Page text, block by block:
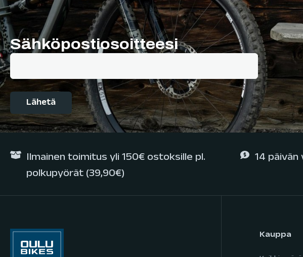
Sähköpostiosoitteesi
Ilmainen toimitus yli 150€ ostoksille pl.
polkupyörät (39,90€)
14
Kauppa